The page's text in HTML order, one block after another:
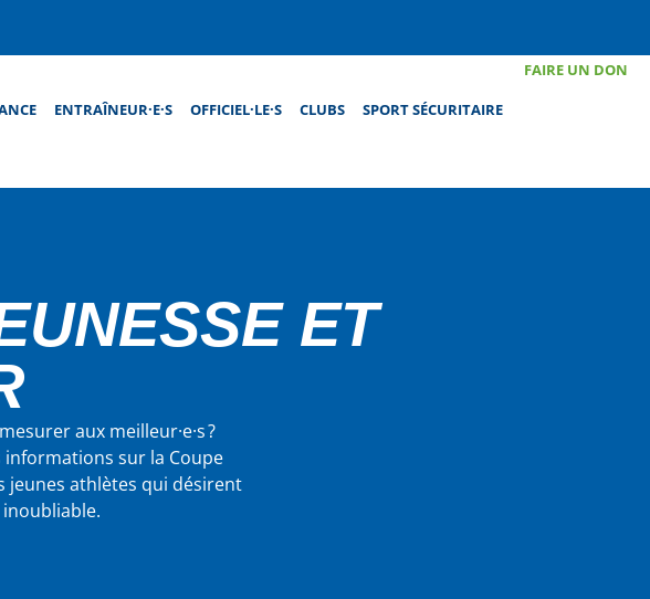
ENTRAÎNEUR·E·S OFFICIEL·LE·S CLUBS SPORT SÉCURITAIRE
FAIRE UN DON
ET
aux meilleur·e·s ?
informations sur la Coupe
jeunes athlètes qui désirent